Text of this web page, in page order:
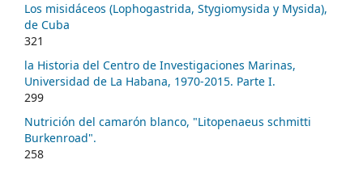
Los misidáceos (Lophogastrida, Stygiomysida y Mysida),
de Cuba
321
la Historia del Centro de Investigaciones Marinas,
Universidad de La Habana, 1970-2015. Parte I.
299
Nutrición del camarón blanco, "Litopenaeus schmitti
Burkenroad".
258